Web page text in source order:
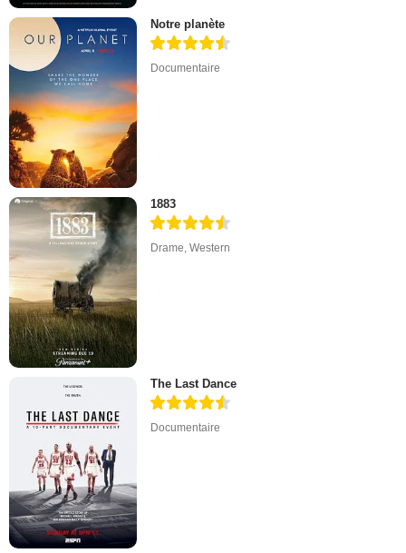
Notre planète
Documentaire
1883
Drame,Western
The Last Dance
Documentaire